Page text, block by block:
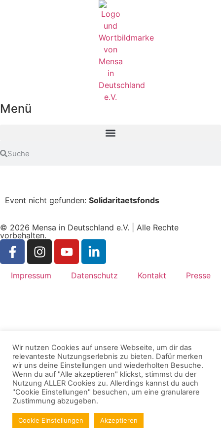
Menü
Event nicht gefunden: Solidaritaetsfonds
© 2026 Mensa in Deutschland e.V. | Alle Rechte
vorbehalten.
Impressum Datenschutz Kontakt Presse
Wir nutzen Cookies auf unsere Webseite, um dir das
relevanteste Nutzungserlebnis zu bieten. Dafür merken
wir uns deine Einstellungen und wiederholten Besuche.
Wenn du auf "Alle akzeptieren" klickst, stimmst du der
Nutzung ALLER Cookies zu. Allerdings kannst du auch
"Cookie Einstellungen" besuchen, um eine granularere
Zustimmung abzugeben.
Cookie Einstellungen Akzeptieren